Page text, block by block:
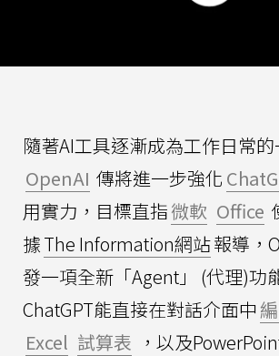
隨著AI工具逐漸成為工作日常的
OpenAI 傳將進一步強化
用實力，目標直指微軟 Office
據The Information網站報導，
發一項全新「Agent」 (代理)功
ChatGPT能直接在對話介面中
Excel 試算表 ，以及